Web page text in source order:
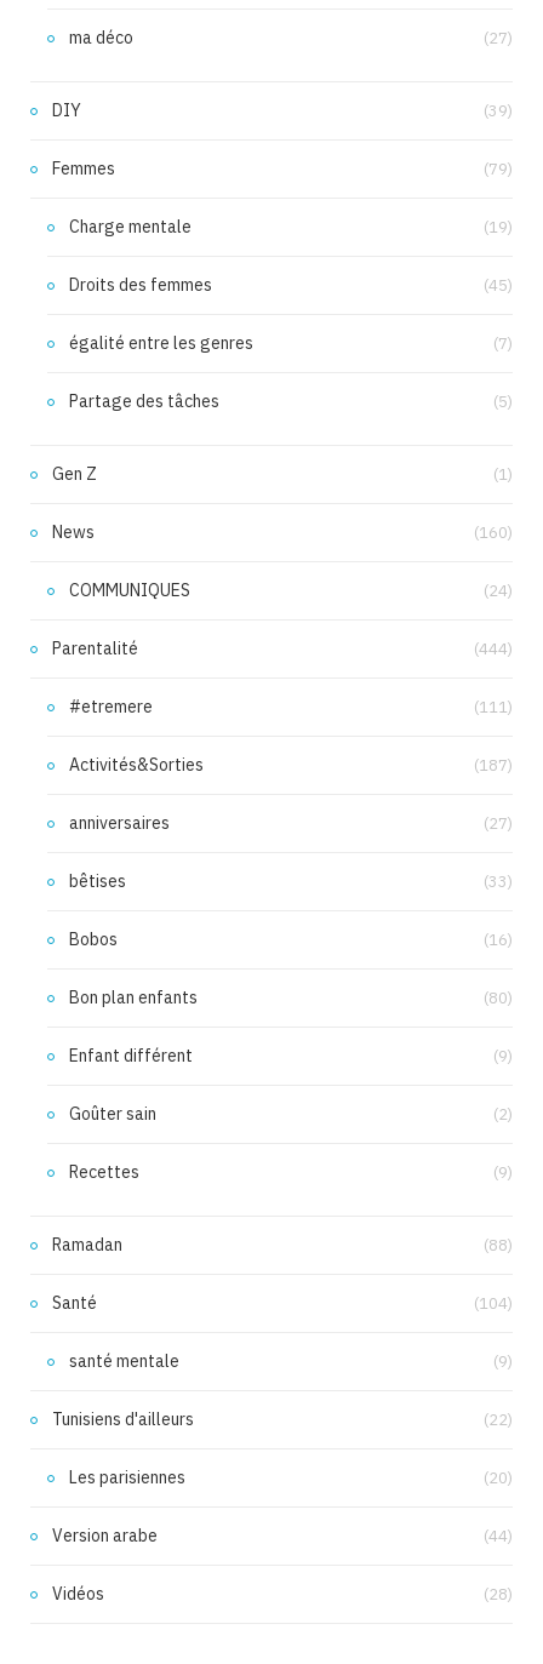
ma déco (27)
DIY (39)
Femmes (79)
Charge mentale (19)
Droits des femmes (45)
égalité entre les genres (7)
Partage des tâches (5)
Gen Z (1)
News (160)
COMMUNIQUES (24)
Parentalité (444)
#etremere (111)
Activités&Sorties (187)
anniversaires (27)
bêtises (33)
Bobos (16)
Bon plan enfants (80)
Enfant différent (9)
Goûter sain (2)
Recettes (9)
Ramadan (88)
Santé (104)
santé mentale (9)
Tunisiens d'ailleurs (22)
Les parisiennes (20)
Version arabe (44)
Vidéos (28)